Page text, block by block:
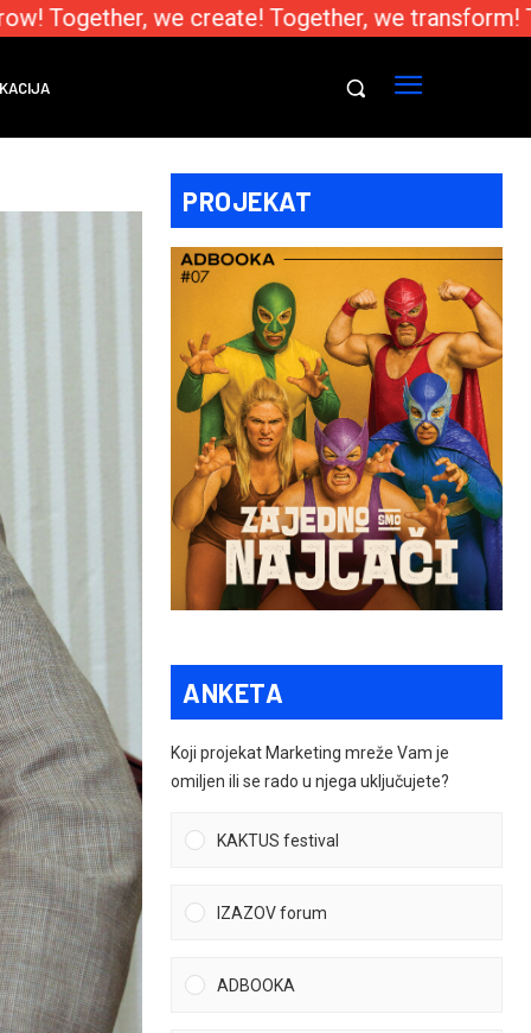
we create! Together, we
PROJEKAT
ANKETA
Koji projekat Marketing mreže Vam je
omiljen ili se rado u njega uključujete?
KAKTUS festival
IZAZOV forum
ADBOOKA